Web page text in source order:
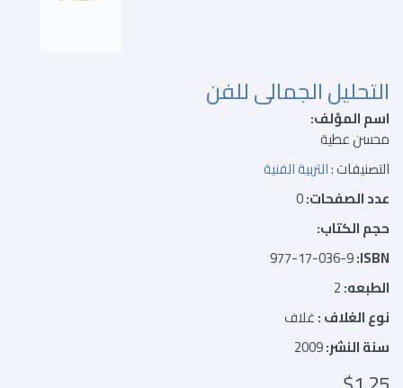
التحليل الجمالى للفن
اسم المؤلف:
محسن عطية
التصنيفات :التربية الفنية
عدد الصفحات:0
حجم الكتاب:
ISBN:
977-17-036-9
الطبعه:2
نوع الغلاف :غلاف
سنة النشر:2009